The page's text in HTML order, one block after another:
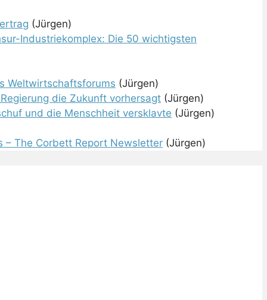
(Jürgen)
Industriekomplex: Die 50 wichtigsten
Weltwirtschaftsforums (Jürgen)
die Zukunft vorhersagt (Jürgen)
und die Menschheit versklavte (Jürgen)
– The Corbett Report Newsletter (Jürgen)